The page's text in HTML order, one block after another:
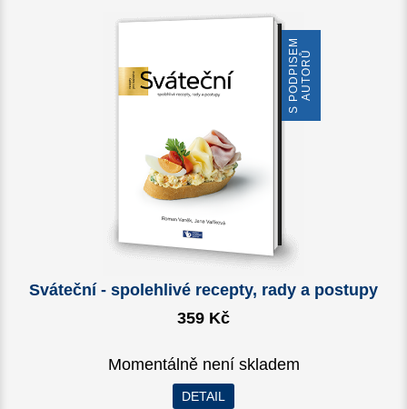
S
P
O
D
P
I
S
E
M
A
U
T
O
RŮ
Sváteční - spolehlivé recepty, rady a postupy
359 Kč
Momentálně není skladem
DETAIL